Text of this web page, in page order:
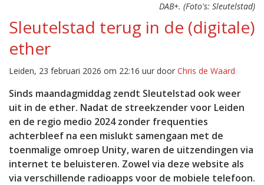
DAB+. (Foto's: Sleutelstad)
Sleutelstad terug in de (digitale)
ether
Leiden, 23 februari 2026 om 22:16 uur door Chris de Waard
Sinds maandagmiddag zendt Sleutelstad ook weer
uit in de ether. Nadat de streekzender voor Leiden
en de regio medio 2024 zonder frequenties
achterbleef na een mislukt samengaan met de
toenmalige omroep Unity, waren de uitzendingen via
internet te beluisteren. Zowel via deze website als
via verschillende radioapps voor de mobiele telefoon.